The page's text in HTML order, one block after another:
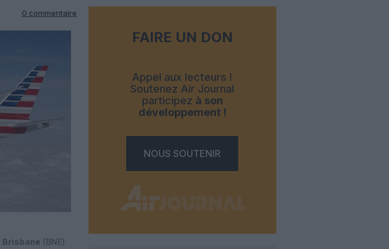
0 commentaire
Brisbane (BNE)
FAIRE UN DON
Appel aux lecteurs !
Soutenez Air Journal
participez à son
développement !
NOUS SOUTENIR